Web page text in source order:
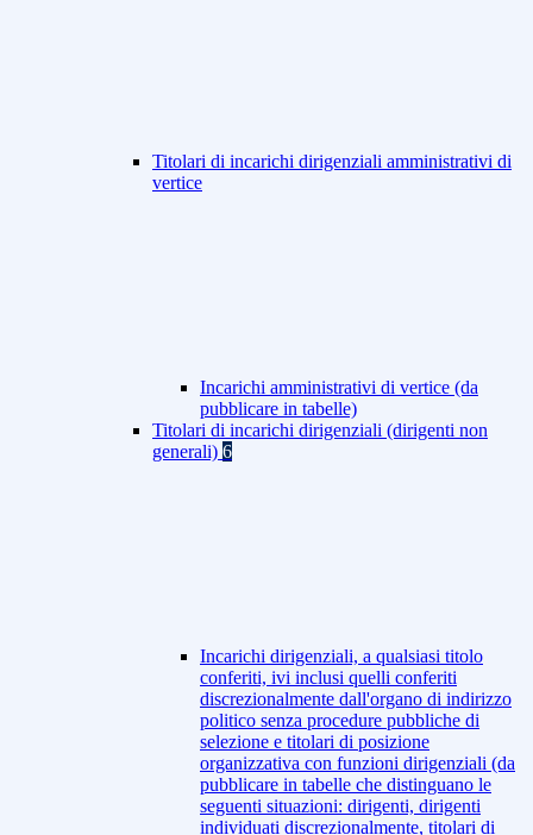
Titolari di incarichi dirigenziali amministrativi di
vertice
Incarichi amministrativi di vertice (da
pubblicare in tabelle)
Titolari di incarichi dirigenziali (dirigenti non
generali) 6
Incarichi dirigenziali, a qualsiasi titolo
conferiti, ivi inclusi quelli conferiti
discrezionalmente dall'organo di indirizzo
politico senza procedure pubbliche di
selezione e titolari di posizione
organizzativa con funzioni dirigenziali (da
pubblicare in tabelle che distinguano le
seguenti situazioni: dirigenti, dirigenti
individuati discrezionalmente, titolari di